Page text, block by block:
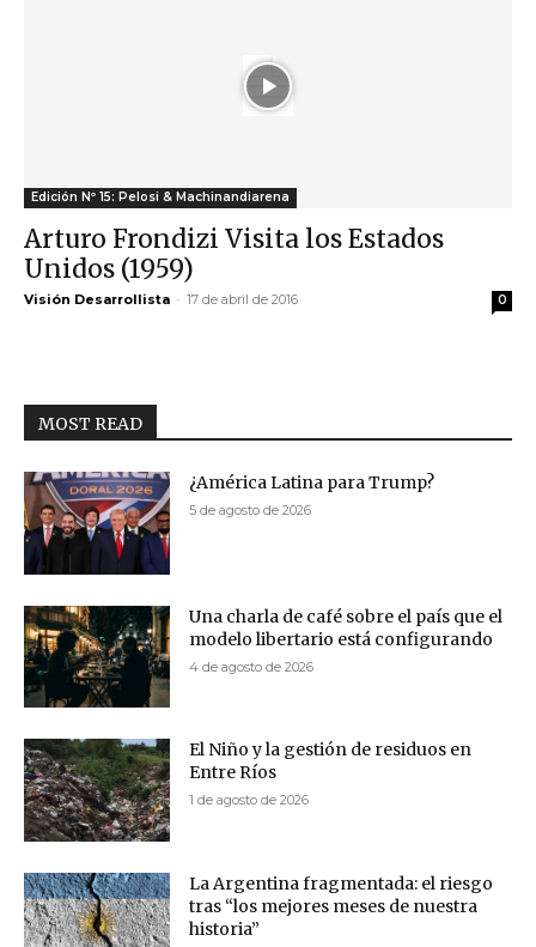
Edición Nº 15: Pelosi & Machinandiarena
Arturo Frondizi Visita los Estados
Unidos (1959)
Visión Desarrollista - 17 de abril de 2016 0
MOST READ
¿América Latina para Trump?
5 de agosto de 2026
Una charla de café sobre el país que el
modelo libertario está configurando
4 de agosto de 2026
El Niño y la gestión de residuos en
Entre Ríos
1 de agosto de 2026
La Argentina fragmentada: el riesgo
tras “los mejores meses de nuestra
historia”